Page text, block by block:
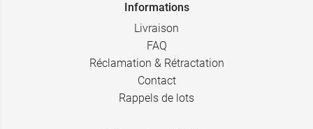
Informations
Livraison
FAQ
Réclamation & Rétractation
Contact
Rappels de lots